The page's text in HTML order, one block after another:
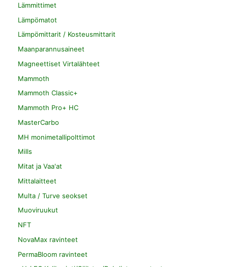
Lämmittimet
Lämpömatot
Lämpömittarit / Kosteusmittarit
Maanparannusaineet
Magneettiset Virtalähteet
Mammoth
Mammoth Classic+
Mammoth Pro+ HC
MasterCarbo
MH monimetallipolttimot
Mills
Mitat ja Vaa'at
Mittalaitteet
Multa / Turve seokset
Muoviruukut
NFT
NovaMax ravinteet
PermaBloom ravinteet